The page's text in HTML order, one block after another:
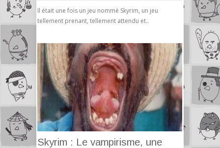
Il était une fois un jeu nommé Skyrim, un jeu
tellement prenant, tellement attendu et..
Skyrim : Le vampirisme, une